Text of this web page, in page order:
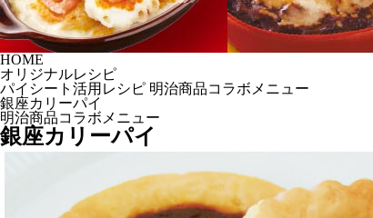
HOME
オリジナルレシピ
パイシート活用レシピ 明治商品コラボメニュー
銀座カリーパイ
明治商品コラボメニュー
銀座カリーパイ